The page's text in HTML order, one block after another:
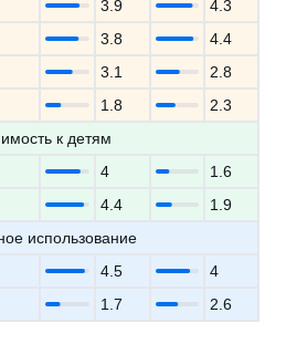
3.9
4.3
3.8
4.4
3.1
2.8
1.8
2.3
к детям
4
1.6
4.4
1.9
использование
4.5
4
1.7 2.6